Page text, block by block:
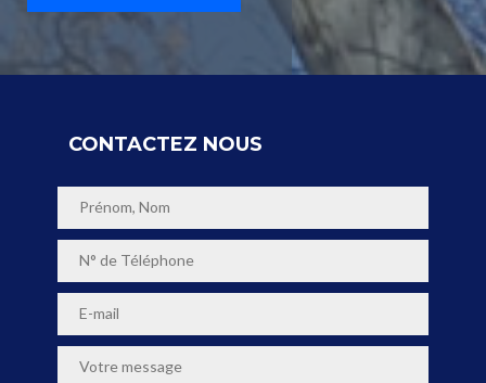
CONTACTEZ NOUS